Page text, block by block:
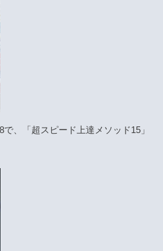
、「超スピード上達メソッド15」